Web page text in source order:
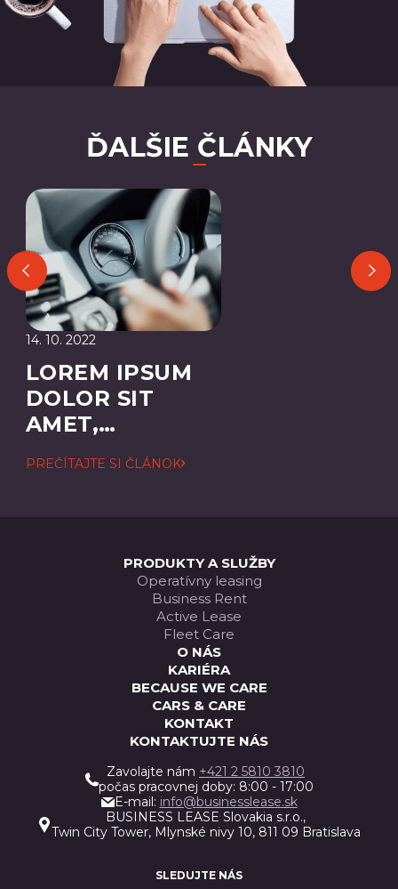
ĎALŠIE ČLÁNKY
14. 10. 2022
LOREM IPSUM
DOLOR SIT
AMET,
CONSECTETUER
ADIPISCING
PREČÍTAJTE SI ČLÁNOK
PRODUKTY A SLUŽBY
Operatívny leasing
Business Rent
Active Lease
Fleet Care
O NÁS
KARIÉRA
BECAUSE WE CARE
CARS & CARE
KONTAKT
KONTAKTUJTE NÁS
Zavolajte nám +421 2 5810 3810
počas pracovnej doby: 8:00 - 17:00
E-mail: info@businesslease.sk
BUSINESS LEASE Slovakia s.r.o.,
Twin City Tower, Mlynské nivy 10, 811 09 Bratislava
SLEDUJTE NÁS